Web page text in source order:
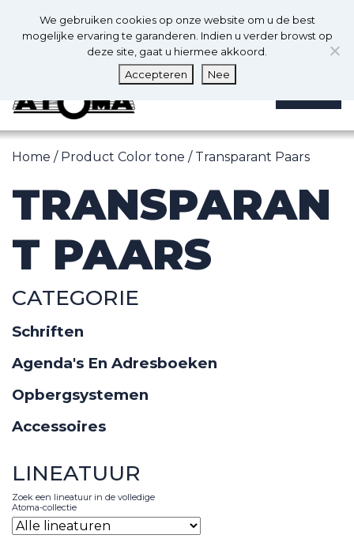
0 0
Home / Product Color tone / Transparant Paars
TRANSPARAN
T PAARS
CATEGORIE
Schriften
Agenda's En Adresboeken
Opbergsystemen
Accessoires
LINEATUUR
Zoek een lineatuur in de volledige
Atoma-collectie
We gebruiken cookies op onze website om u de best
mogelijke ervaring te garanderen. Indien u verder browst op
deze site, gaat u hiermee akkoord.
Accepteren
Nee